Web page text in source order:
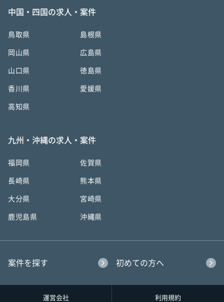
中国・四国の求人・案件
鳥取県 島根県
岡山県 広島県
山口県 徳島県
香川県 愛媛県
高知県
九州・沖縄の求人・案件
福岡県 佐賀県
長崎県 熊本県
大分県 宮崎県
鹿児島県 沖縄県
案件を探す 初めての方へ
運営会社 利用規約